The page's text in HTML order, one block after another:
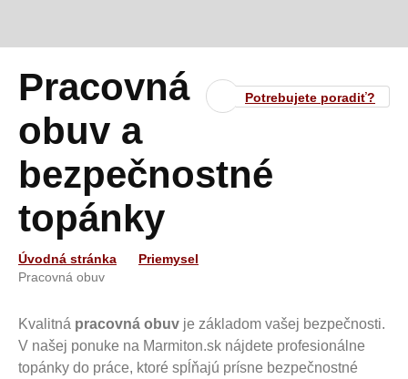
Pracovná
obuv a
bezpečnostné
topánky
Potrebujete poradiť?
Úvodná stránka
Priemysel
Pracovná obuv
Kvalitná pracovná obuv je základom vašej bezpečnosti.
V našej ponuke na Marmiton.sk nájdete profesionálne
topánky do práce, ktoré spĺňajú prísne bezpečnostné